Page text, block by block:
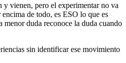
vienen, pero el experimentar no va
de todo, es ESO lo que es
duda reconoce la duda cuando
sin identificar ese movimiento